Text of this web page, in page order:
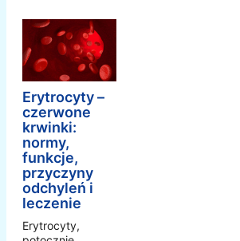
Erytrocyty –
czerwone
krwinki:
normy,
funkcje,
przyczyny
odchyleń i
leczenie
Erytrocyty,